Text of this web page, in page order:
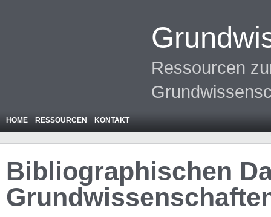
Ressourcen
HOME RESSOURCEN KONTAKT
Bibliographischen